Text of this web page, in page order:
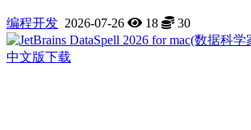
编程开发 2026-07-26 18 30